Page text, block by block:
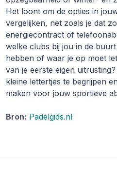
Het loont om de opties in
vergelijken, net zoals je dat
energiecontract of
welke clubs bij jou in de
hebben of waar je op moet
van je eerste eigen
kleine lettertjes te begrijpen
maken voor jouw sportieve
Bron: Padelgids.nl